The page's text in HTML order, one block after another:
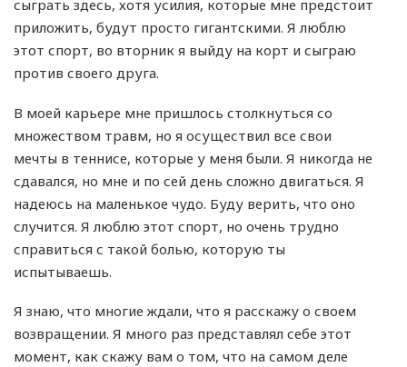
сыграть здесь, хотя усилия, которые мне предстоит
приложить, будут просто гигантскими. Я люблю
этот спорт, во вторник я выйду на корт и сыграю
против своего друга.
В моей карьере мне пришлось столкнуться со
множеством травм, но я осуществил все свои
мечты в теннисе, которые у меня были. Я никогда не
сдавался, но мне и по сей день сложно двигаться. Я
надеюсь на маленькое чудо. Буду верить, что оно
случится. Я люблю этот спорт, но очень трудно
справиться с такой болью, которую ты
испытываешь.
Я знаю, что многие ждали, что я расскажу о своем
возвращении. Я много раз представлял себе этот
момент, как скажу вам о том, что на самом деле